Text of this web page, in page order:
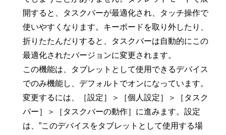
開すると、タスクバーが最適化され、タッチ操作で
使いやすくなります。キーボードを取り外したり、
折りたたんだりすると、タスクバーは自動的にこの
最適化されたバージョンに変更されます。
この機能は、タブレットとして使用できるデバイス
でのみ機能し、デフォルトでオンになっています。
変更するには、［設定］＞［個人設定］＞［タスク
バー］＞［タスクバーの動作］に進みます。設定
は、”このデバイスをタブレットとして使用する場